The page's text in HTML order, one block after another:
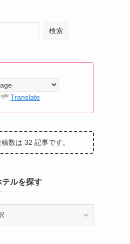
検索
Translate
数は 32 記事です。
ルを探す